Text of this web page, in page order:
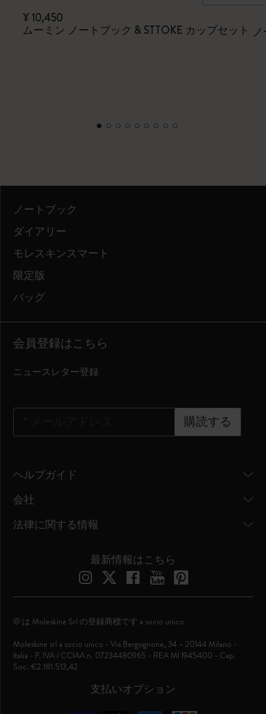
¥ 10,450
ムーミン ノートブック & STTOKE カップセット
ノートブック
ダイアリー
モレスキンスマート
限定版
バッグ
会員登録はこちら
ニュースレター登録
購読する
ヘルプガイド
会社
法律に関する情報
最新情報はこちら
支払いオプション
© は Moleskine Srl の登録商標です a socio unico
Moleskine srl a socio unico - Via Bergognone, 34 – 20144 Milano -
Italia - P. IVA / CCIAA n. 07234480965 - REA MI 1945400 - Cap.
Soc. €2.181.513,42